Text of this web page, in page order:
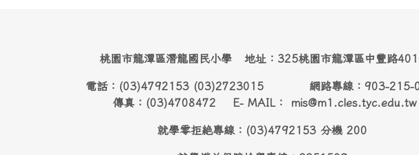
桃園市龍潭區潛龍國民小學 地址：325桃園市龍潭區中豐路
電話：(03)4792153 (03)2723015 網路專線：903-215-
傳真：(03)4708472 E- MAIL： mis@m1.cles.tyc.edu.tw
就學零拒絶專線：(03)4792153 分機 200